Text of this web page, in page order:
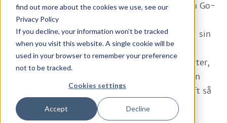
find out more about the cookies we use, see our
Privacy Policy
If you decline, your information won’t be tracked
when you visit this website. A single cookie will be
used in your browser to remember your preference
not to be tracked.
Cookies settings
Accept Decline
decenniernas mest framgångsrika professionella Go-
spelare, besegrades av en nybörjare framför 80
miljoner tittare. Medans Sedol satt nedsjunken i sin
stol, besegrad och nedstämd, förblev hans
motståndare tyst och stilla. Ingen, varken experter,
reportrar eller Sedol själv, hade anat att matchen
skulle sluta på detta sätt. Hur kan så många haft så
fel i sina förutsägelser?